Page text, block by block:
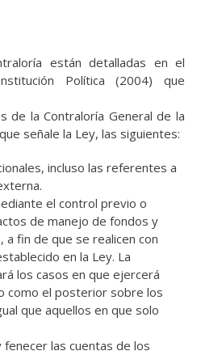
están detalladas en el
Política (2004) que
de la Contraloría General de la
señale la Ley, las siguientes:
incluso las referentes a
el control previo o
de manejo de fondos y
fin de que se realicen con
en la Ley. La
los casos en que ejercerá
como el posterior sobre los
que aquellos en que solo
las cuentas de los